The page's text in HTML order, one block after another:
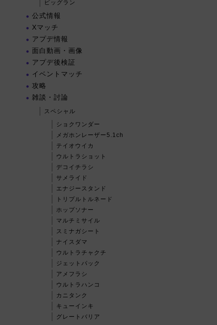
ビッグラン
公式情報
Xマッチ
アプデ情報
面白動画・画像
アプデ後検証
イベントマッチ
攻略
雑談・討論
スペシャル
ショクワンダー
メガホンレーザー5.1ch
テイオウイカ
ウルトラショット
デコイチラシ
サメライド
エナジースタンド
トリプルトルネード
ホップソナー
マルチミサイル
スミナガシート
ナイスダマ
ウルトラチャクチ
ジェットパック
アメフラシ
ウルトラハンコ
カニタンク
キューインキ
グレートバリア